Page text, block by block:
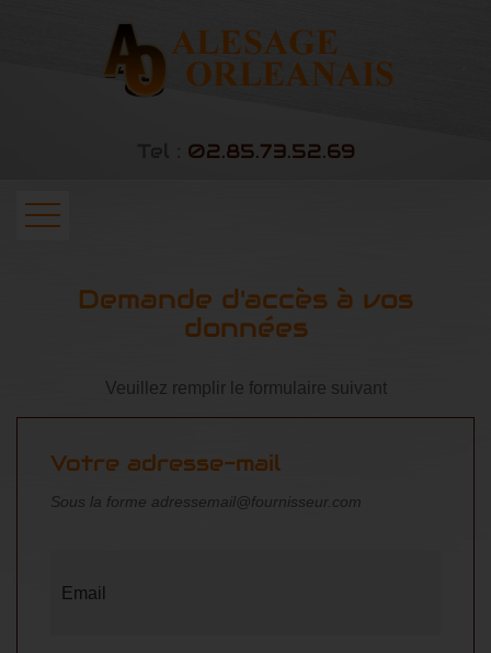
02.85.73.52.69
USINAGE SUR SITE
GALERIE PHOTOS
NOTRE ACTUALITÉ
Demande d'accès à vos
données
Veuillez remplir le formulaire suivant
Votre adresse-mail
Sous la forme adressemail@fournisseur.com
Email